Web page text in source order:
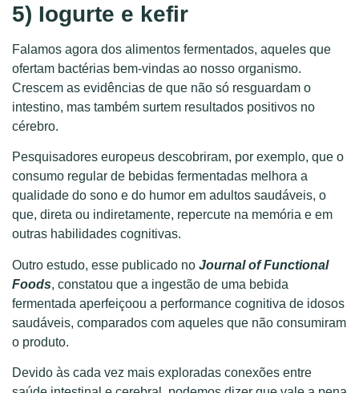
5) Iogurte e kefir
Falamos agora dos alimentos fermentados, aqueles que
ofertam bactérias bem-vindas ao nosso organismo.
Crescem as evidências de que não só resguardam o
intestino, mas também surtem resultados positivos no
cérebro.
Pesquisadores europeus descobriram, por exemplo, que o
consumo regular de bebidas fermentadas melhora a
qualidade do sono e do humor em adultos saudáveis, o
que, direta ou indiretamente, repercute na memória e em
outras habilidades cognitivas.
Outro estudo, esse publicado no Journal of Functional
Foods, constatou que a ingestão de uma bebida
fermentada aperfeiçoou a performance cognitiva de idosos
saudáveis, comparados com aqueles que não consumiram
o produto.
Devido às cada vez mais exploradas conexões entre